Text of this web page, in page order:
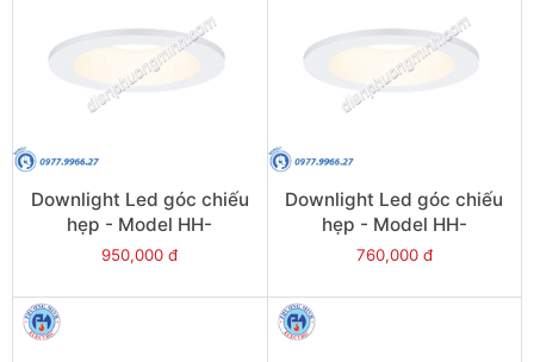
Downlight Led góc chiếu
hẹp - Model HH-
LD70701K19
950,000 đ
Downlight Led góc chiếu
hẹp - Model HH-
LD50501K19
760,000 đ